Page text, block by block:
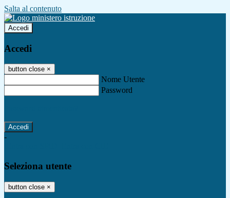
Salta al contenuto
Accedi
Accedi
button close ×
Nome Utente
Password
-
Seleziona utente
button close ×